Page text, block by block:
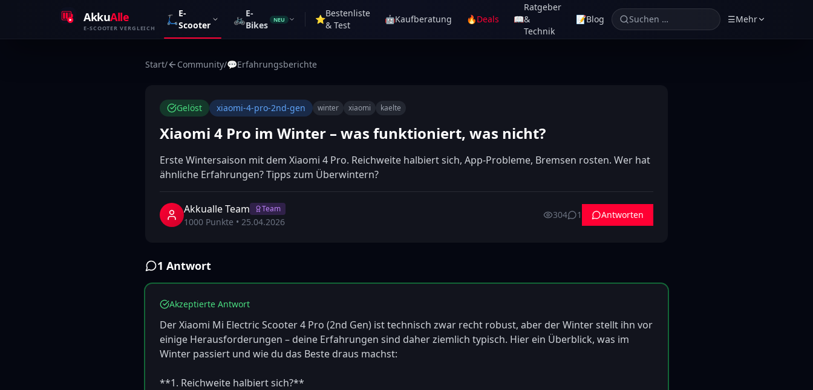
AkkuAlle
E-SCOOTER VERGLEICH
🛴E-
Scooter
🚲E-
Bikes
NEU ⭐
Bestenliste
& Test
🤖Kaufberatung 🔥Deals 📖
Ratgeber
&
Technik
📝Blog Suchen … ☰Mehr
Start/ Community/💬Erfahrungsberichte
Gelöst xiaomi-4-pro-2nd-gen winter xiaomi kaelte
Xiaomi 4 Pro im Winter – was funktioniert, was nicht?
Erste Wintersaison mit dem Xiaomi 4 Pro. Reichweite halbiert sich, App-Probleme, Bremsen rosten. Wer hat
ähnliche Erfahrungen? Tipps zum Überwintern?
Akkualle Team Team
1000 Punkte • 25.04.2026
304 1 Antworten
1 Antwort
Akzeptierte Antwort
Der Xiaomi Mi Electric Scooter 4 Pro (2nd Gen) ist technisch zwar recht robust, aber der Winter stellt ihn vor
einige Herausforderungen – deine Erfahrungen sind daher ziemlich typisch. Hier ein Überblick, was im
Winter passiert und wie du das Beste draus machst:
**1. Reichweite halbiert sich?**